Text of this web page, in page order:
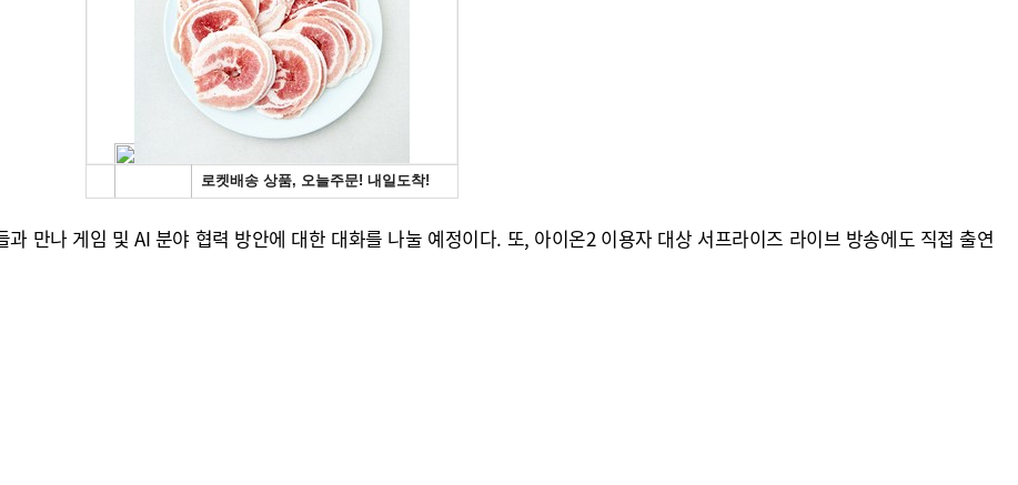
만나 게임 및 AI 분야 협력 방안에 대한 대화를 나눌 예정이다. 또, 아이온2 이용자 대상 서프라이즈 라이브 방송에도 직접 출연